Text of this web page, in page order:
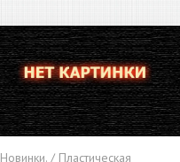
Новинки. / Пластическая